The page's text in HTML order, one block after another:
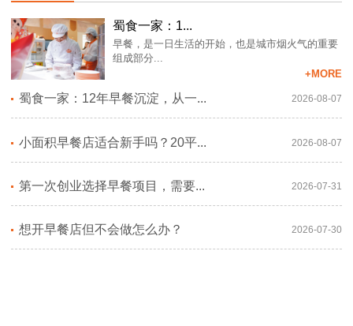
蜀食一家：1...
早餐，是一日生活的开始，也是城市烟火气的重要
组成部分...
+MORE
蜀食一家：12年早餐沉淀，从一... 2026-08-07
小面积早餐店适合新手吗？20平... 2026-08-07
第一次创业选择早餐项目，需要... 2026-07-31
想开早餐店但不会做怎么办？ 2026-07-30